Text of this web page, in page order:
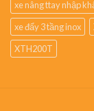
xe nâng ttay nhập
xe đẩy 3 tầng inox
XTH200T